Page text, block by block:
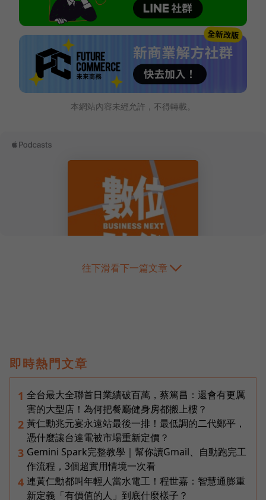
本網站內容未經允許，不得轉載。
往下滑看下一篇文章
即時熱門文章
1 全台最大全聯首日業績破百萬，蔡篤昌：還會有更厲
害的大型店！為何把餐廳健身房都搬上樓？
2 黃仁勳兆元宴永遠站最後一排！最低調的二代鄭平，
憑什麼讓台達電被市場重新定價？
3 Gemini Spark完整教學｜幫你讀Gmail、自動跑完工
作流程，3個超實用情境一次看
4 連黃仁勳都叫年輕人當水電工！程世嘉：智慧通膨重
新定義「有價值的人」到底什麼樣子？